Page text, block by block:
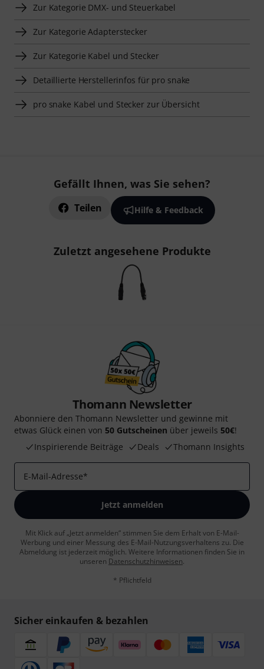
Zur Kategorie DMX- und Steuerkabel
Zur Kategorie Adapterstecker
Zur Kategorie Kabel und Stecker
Detaillierte Herstellerinfos für pro snake
pro snake Kabel und Stecker zur Übersicht
Gefällt Ihnen, was Sie sehen?
Teilen Hilfe & Feedback
Zuletzt angesehene Produkte
Thomann Newsletter
Abonniere den Thomann Newsletter und gewinne mit
etwas Glück einen von 50 Gutscheinen über jeweils 50€!
Inspirierende Beiträge
Deals Thomann Insights
E-Mail-Adresse*
Jetzt anmelden
Mit Klick auf „Jetzt anmelden“ stimmen Sie dem Erhalt von E-Mail-
Werbung und einer Messung des E-Mail-Nutzungsverhaltens zu. Die
Abmeldung ist jederzeit möglich. Weitere Informationen finden Sie in
unseren Datenschutzhinweisen.
* Pflichtfeld
Sicher einkaufen & bezahlen